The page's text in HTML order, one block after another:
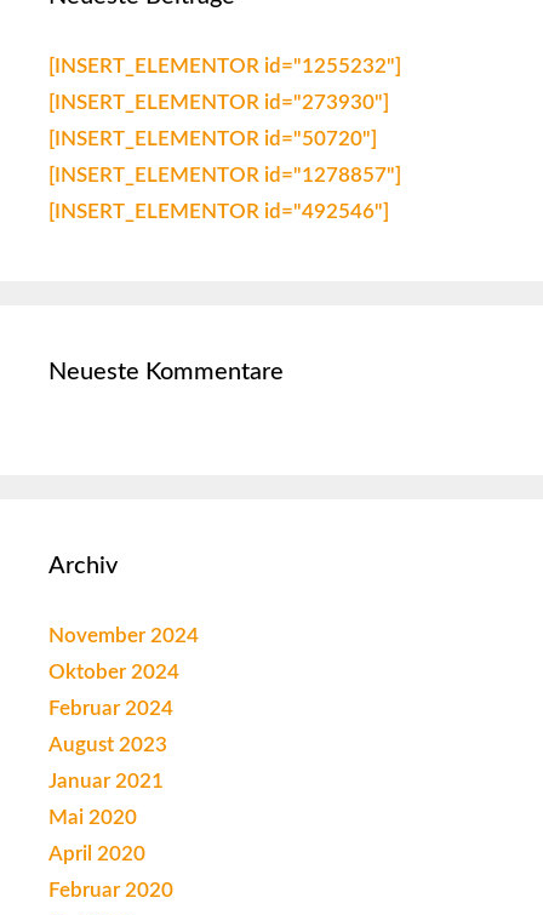
[INSERT_ELEMENTOR id="1255232"]
[INSERT_ELEMENTOR id="273930"]
[INSERT_ELEMENTOR id="50720"]
[INSERT_ELEMENTOR id="1278857"]
[INSERT_ELEMENTOR id="492546"]
Neueste Kommentare
Archiv
November 2024
Oktober 2024
Februar 2024
August 2023
Januar 2021
Mai 2020
April 2020
Februar 2020